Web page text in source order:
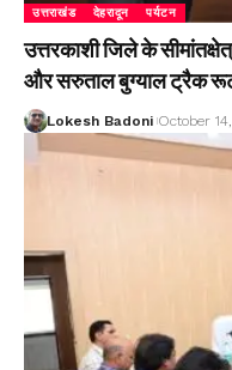
उत्तराखंड देहरादून पर्यटन
उत्तरकाशी जिले के
और सरुताल बुग्याल ट्रैक
Lokesh Badoni October